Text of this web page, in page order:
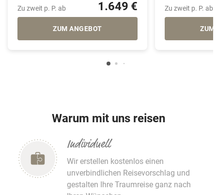
Zu zweit p. P. ab 1.649 €
ZUM ANGEBOT
Zu zweit p. P. ab
ZUM
Warum mit uns reisen
Individuell
Wir erstellen kostenlos einen
unverbindlichen Reisevorschlag und
gestalten Ihre Traumreise ganz nach